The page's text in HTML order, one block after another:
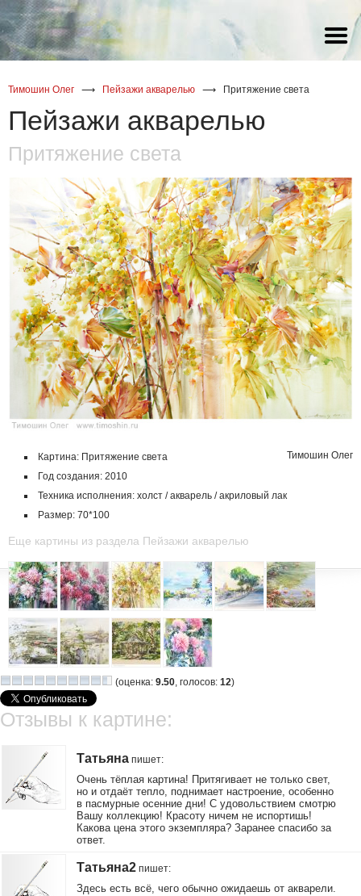
акварель
масло
акварель
масло
акварель
масло
Статья Галины Снитовской о
художнике Олеге Тимошине
Тимошин Олег ⟶ Пейзажи акварелью ⟶ Притяжение света
Пейзажи акварелью
Притяжение света
Картина: Притяжение света
Год создания: 2010
Техника исполнения: холст / акварель / акриловый лак
Размер: 70*100
Тимошин Олег
Еще картины из раздела Пейзажи акварелью
(оценка: 9.50, голосов: 12)
Отзывы к картине:
Татьяна пишет:
Очень тёплая картина! Притягивает не только свет,
но и отдаёт тепло, поднимает настроение, особенно
в пасмурные осенние дни! С удовольствием смотрю
Вашу коллекцию! Красоту ничем не испортишь!
Какова цена этого экземпляра? Заранее спасибо за
ответ.
Татьяна2 пишет:
Здесь есть всё, чего обычно ожидаешь от акварели.